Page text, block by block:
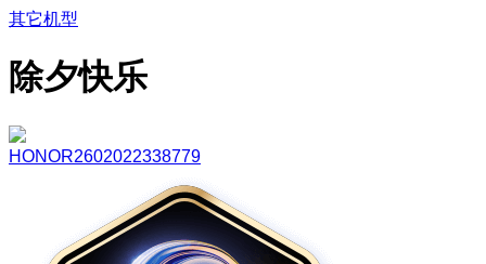
其它机型
除夕快乐
HONOR2602022338779